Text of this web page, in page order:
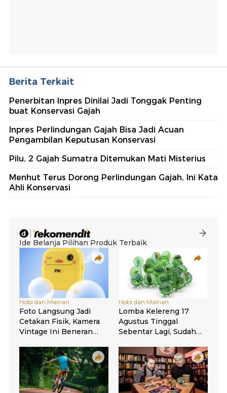
Berita Terkait
Penerbitan Inpres Dinilai Jadi Tonggak Penting
buat Konservasi Gajah
Inpres Perlindungan Gajah Bisa Jadi Acuan
Pengambilan Keputusan Konservasi
Pilu, 2 Gajah Sumatra Ditemukan Mati Misterius
Menhut Terus Dorong Perlindungan Gajah, Ini Kata
Ahli Konservasi